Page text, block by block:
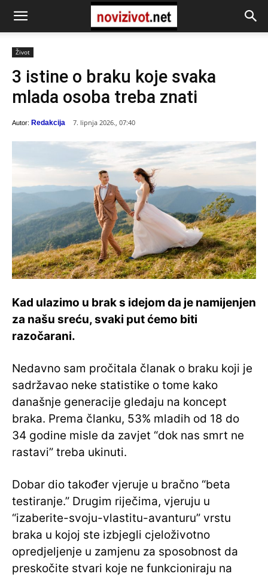
Život
3 istine o braku koje svaka
mlada osoba treba znati
Autor: Redakcija 7. lipnja 2026., 07:40
Kad ulazimo u brak s idejom da je namijenjen
za našu sreću, svaki put ćemo biti
razočarani.
Nedavno sam pročitala članak o braku koji je
sadržavao neke statistike o tome kako
današnje generacije gledaju na koncept
braka. Prema članku, 53% mladih od 18 do
34 godine misle da zavjet “dok nas smrt ne
rastavi” treba ukinuti.
Dobar dio također vjeruje u bračno “beta
testiranje.” Drugim riječima, vjeruju u
“izaberite-svoju-vlastitu-avanturu” vrstu
braka u kojoj ste izbjegli cjeloživotno
opredjeljenje u zamjenu za sposobnost da
preskočite stvari koje ne funkcioniraju na